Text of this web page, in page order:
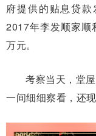
府提供的贴息贷款
2017年李发顺家顺
万元。
考察当天，堂
一间细细察看，还